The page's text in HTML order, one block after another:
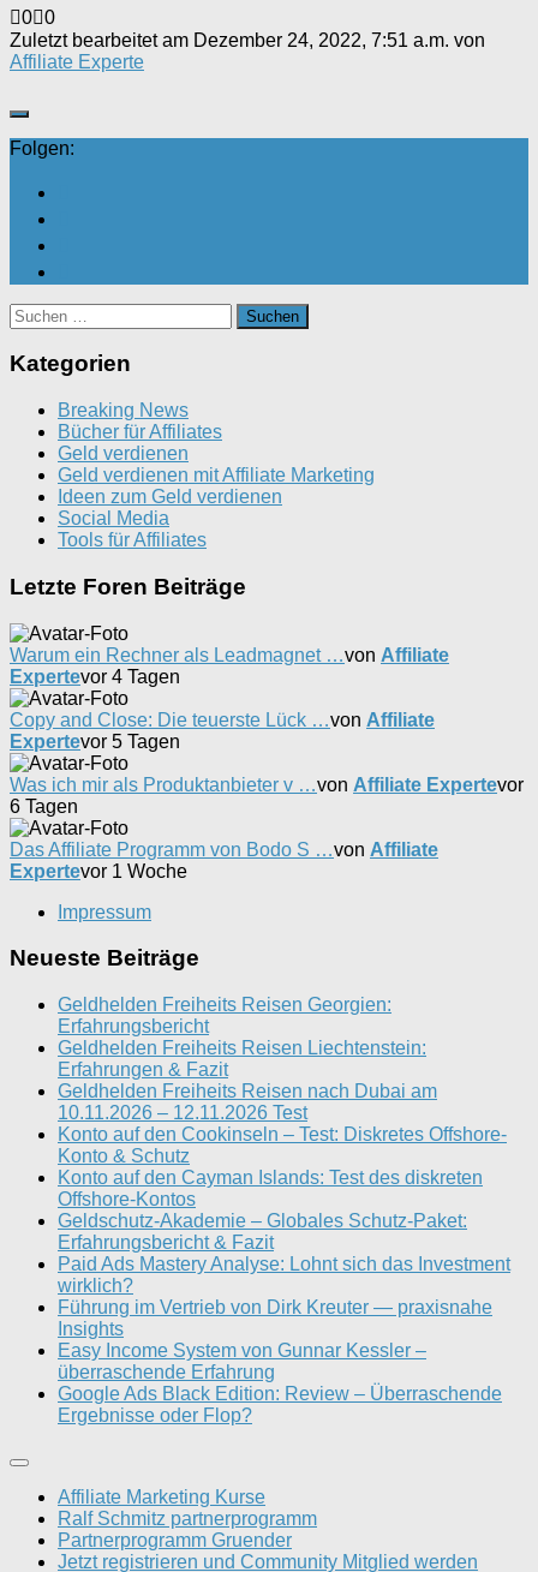
Anklicken
für
Daumen
nach
0 Anklicken
für
Daumen
nach
0
Zuletzt bearbeitet am Dezember 24, 2022, 7:51 a.m. von
Affiliate Experte
Folgen:
Suchen
nach:
Kategorien
Breaking News
Bücher für Affiliates
Geld verdienen
Geld verdienen mit Affiliate Marketing
Ideen zum Geld verdienen
Social Media
Tools für Affiliates
Letzte Foren Beiträge
Warum ein Rechner als Leadmagnet …von Affiliate
Expertevor 4 Tagen
Copy and Close: Die teuerste Lück …von Affiliate
Expertevor 5 Tagen
Was ich mir als Produktanbieter v …von Affiliate Expertevor
6 Tagen
Das Affiliate Programm von Bodo S …von Affiliate
Expertevor 1 Woche
Impressum
Neueste Beiträge
Geldhelden Freiheits Reisen Georgien:
Erfahrungsbericht
Geldhelden Freiheits Reisen Liechtenstein:
Erfahrungen & Fazit
Geldhelden Freiheits Reisen nach Dubai am
10.11.2026 – 12.11.2026 Test
Konto auf den Cookinseln – Test: Diskretes Offshore-
Konto & Schutz
Konto auf den Cayman Islands: Test des diskreten
Offshore-Kontos
Geldschutz-Akademie – Globales Schutz-Paket:
Erfahrungsbericht & Fazit
Paid Ads Mastery Analyse: Lohnt sich das Investment
wirklich?
Führung im Vertrieb von Dirk Kreuter — praxisnahe
Insights
Easy Income System von Gunnar Kessler –
überraschende Erfahrung
Google Ads Black Edition: Review – Überraschende
Ergebnisse oder Flop?
Affiliate Marketing Kurse
Ralf Schmitz partnerprogramm
Partnerprogramm Gruender
Jetzt registrieren und Community Mitglied werden